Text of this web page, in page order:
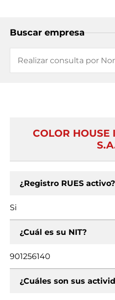
Buscar empresa
COLOR
¿Registro RUES activo?
Si
¿Cuál es su NIT?
901256140
¿Cuáles son sus